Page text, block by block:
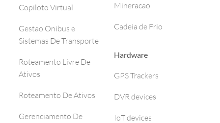
Copiloto Virtual
Gestao Onibus e
Sistemas De Transporte
Roteamento Livre De
Ativos
Roteamento De Ativos
Gerenciamento De
Mineracao
Cadeia de Frio
Hardware
GPS Trackers
DVR devices
IoT devices